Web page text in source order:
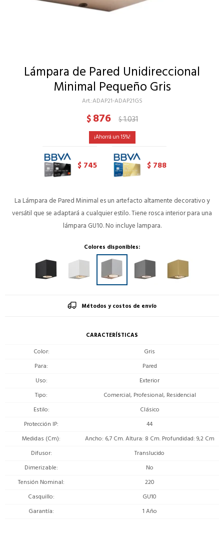
Lámpara de Pared Unidireccional
Minimal Pequeño Gris
ADAP21-ADAP21GS
$876 $1.031
15
$ 745 $ 788
La Lámpara de Pared Minimal es un artefacto altamente decorativo y
versátil que se adaptará a cualquier estilo. Tiene rosca interior para una
lámpara GU10. No incluye lampara.
Colores disponibles:
Métodos y costos de envío
CARACTERÍSTICAS
Color
Gris
Para
Pared
Uso
Exterior
Tipo
Comercial, Profesional, Residencial
Estilo
Clásico
Protección IP
44
Medidas (Cm)
Ancho: 6,7 Cm. Altura: 8 Cm. Profundidad: 9,2 Cm
Difusor
Translucido
Dimerizable
No
Tensión Nominal
220
Casquillo
GU10
Garantía
1 Año